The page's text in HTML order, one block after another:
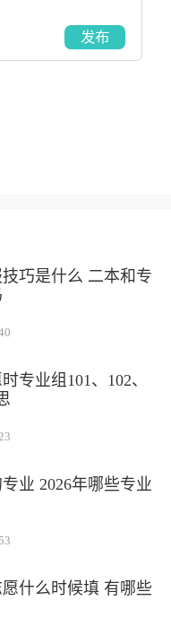
发布
巧是什么 二本和专
专业组101、102、
业 2026年哪些专业
什么时候填 有哪些